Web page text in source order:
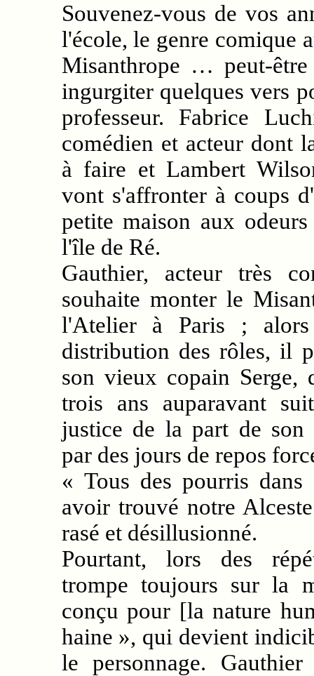
Souvenez-vous de vos
l'école, le genre comique
Misanthrope … peut-
ingurgiter quelques vers
professeur. Fabrice
comédien et acteur dont
à faire et Lambert
vont s'affronter à coups
petite maison aux
l'île de Ré.
Gauthier, acteur très
souhaite monter le
l'Atelier à Paris ;
distribution des rôles, il
son vieux copain
trois ans auparavant
justice de la part de son
par des jours de repos
« Tous des pourris
avoir trouvé notre
rasé et désillusionné.
Pourtant, lors des
trompe toujours sur la
conçu pour [la nature
haine », qui devient
le personnage.